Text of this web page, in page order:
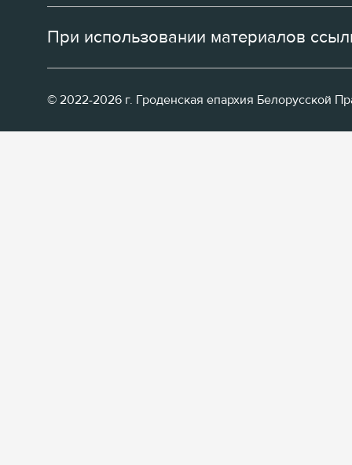
При использовании материалов
© 2022-2026 г. Гроденская епархия Белорусской